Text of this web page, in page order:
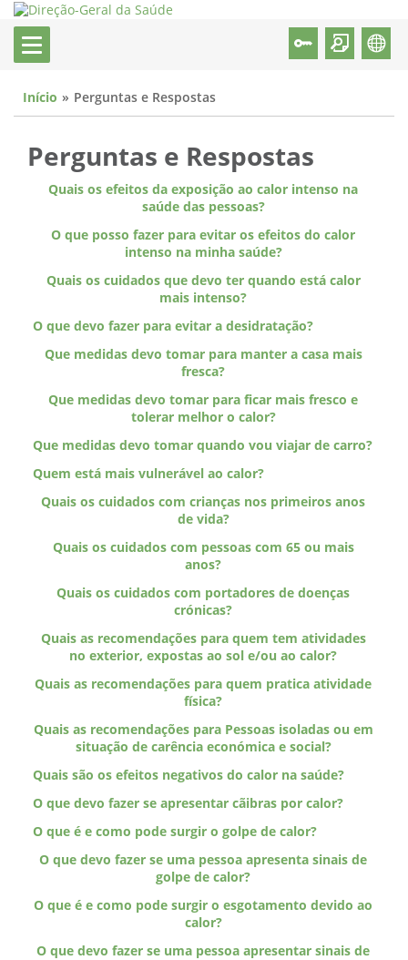
Início Perguntas e Respostas
Perguntas e Respostas
Quais os efeitos da exposição ao calor intenso na
saúde das pessoas?
O que posso fazer para evitar os efeitos do calor
intenso na minha saúde?
Quais os cuidados que devo ter quando está calor
mais intenso?
O que devo fazer para evitar a desidratação?
Que medidas devo tomar para manter a casa mais
fresca?
Que medidas devo tomar para ficar mais fresco e
tolerar melhor o calor?
Que medidas devo tomar quando vou viajar de carro?
Quem está mais vulnerável ao calor?
Quais os cuidados com crianças nos primeiros anos
de vida?
Quais os cuidados com pessoas com 65 ou mais
anos?
Quais os cuidados com portadores de doenças
crónicas?
Quais as recomendações para quem tem atividades
no exterior, expostas ao sol e/ou ao calor?
Quais as recomendações para quem pratica atividade
física?
Quais as recomendações para Pessoas isoladas ou em
situação de carência económica e social?
Quais são os efeitos negativos do calor na saúde?
O que devo fazer se apresentar cãibras por calor?
O que é e como pode surgir o golpe de calor?
O que devo fazer se uma pessoa apresenta sinais de
golpe de calor?
O que é e como pode surgir o esgotamento devido ao
calor?
O que devo fazer se uma pessoa apresentar sinais de